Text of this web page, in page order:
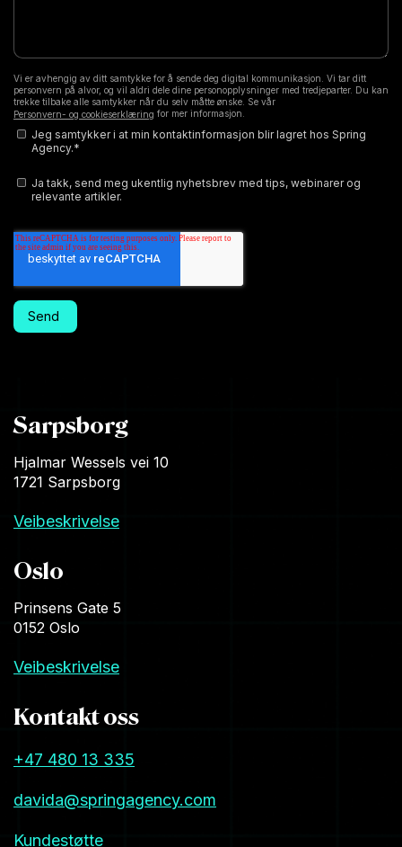
Vi er avhengig av ditt samtykke for å sende deg digital kommunikasjon. Vi tar ditt
personvern på alvor, og vil aldri dele dine personopplysninger med tredjeparter. Du kan
trekke tilbake alle samtykker når du selv måtte ønske. Se vår
Personvern- og cookieserklæring for mer informasjon.
Jeg samtykker i at min kontaktinformasjon blir lagret hos Spring
Agency.*
Ja takk, send meg ukentlig nyhetsbrev med tips, webinarer og
relevante artikler.
Sarpsborg
Hjalmar Wessels vei 10
1721 Sarpsborg
Veibeskrivelse
Oslo
Prinsens Gate 5
0152 Oslo
Veibeskrivelse
Kontakt oss
+47 480 13 335
davida@springagency.com
Kundestøtte